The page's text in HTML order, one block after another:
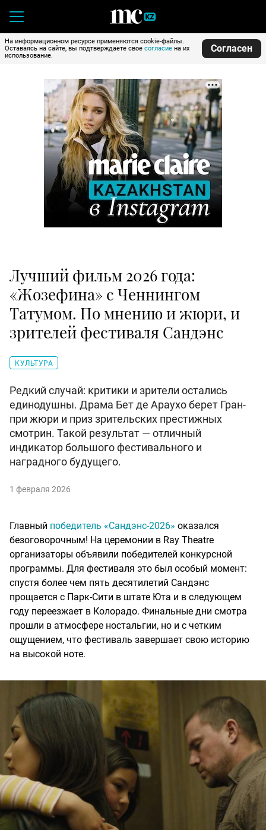
На информационном ресурсе применяются cookie-файлы.
Оставаясь на сайте, вы подтверждаете свое согласие на их
использование.
Согласен
Лучший фильм 2026 года:
«Жозефина» с Ченнингом
Татумом. По мнению и жюри, и
зрителей фестиваля Сандэнс
КУЛЬТУРА
Редкий случай: критики и зрители остались
единодушны. Драма Бет де Араухо берет Гран-
при жюри и приз зрительских престижных
смотрин. Такой результат — отличный
индикатор большого фестивального и
наградного будущего.
1 февраля 2026
Главный победитель «Сандэнс-2026» оказался
безоговорочным! На церемонии в Ray Theatre
организаторы объявили победителей конкурсной
программы. Для фестиваля это был особый момент:
спустя более чем пять десятилетий Сандэнс
прощается с Парк-Сити в штате Юта и в следующем
году переезжает в Колорадо. Финальные дни смотра
прошли в атмосфере ностальгии, но и с четким
ощущением, что фестиваль завершает свою историю
на высокой ноте.